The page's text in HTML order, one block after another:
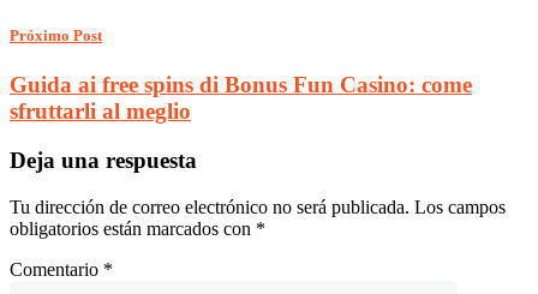
Próximo Post
Guida ai free spins di Bonus Fun Casino: come
sfruttarli al meglio
Deja una respuesta
Tu dirección de correo electrónico no será publicada. Los campos
obligatorios están marcados con *
Comentario *